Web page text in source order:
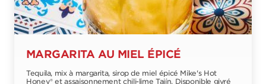
MARGARITA AU MIEL ÉPICÉ
Tequila, mix à margarita, sirop de miel épicé Mike's Hot
Honey® et assaisonnement chili-lime Tajín. Disponible givré